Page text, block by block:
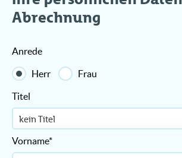
Abrechnung
Anrede
Herr Frau
Titel
Vorname*